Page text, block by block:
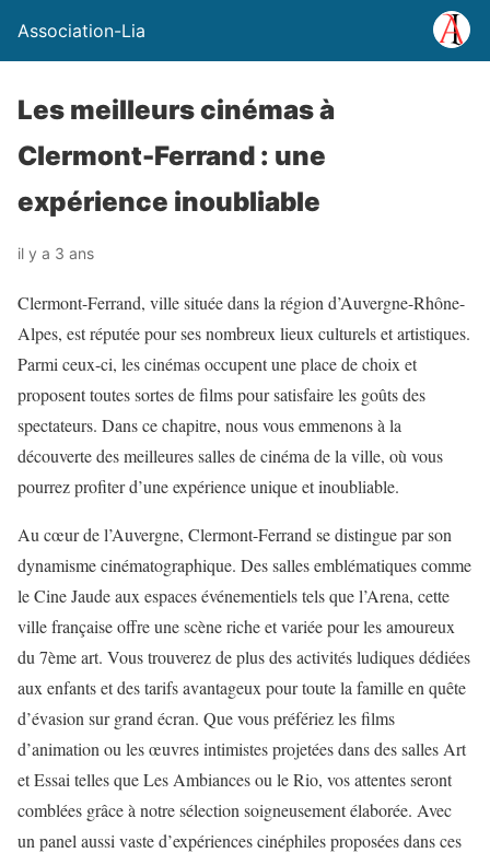
Association-Lia
Les meilleurs cinémas à
Clermont-Ferrand : une
expérience inoubliable
il y a 3 ans
Clermont-Ferrand, ville située dans la région d’Auvergne-Rhône-
Alpes, est réputée pour ses nombreux lieux culturels et artistiques.
Parmi ceux-ci, les cinémas occupent une place de choix et
proposent toutes sortes de films pour satisfaire les goûts des
spectateurs. Dans ce chapitre, nous vous emmenons à la
découverte des meilleures salles de cinéma de la ville, où vous
pourrez profiter d’une expérience unique et inoubliable.
Au cœur de l’Auvergne, Clermont-Ferrand se distingue par son
dynamisme cinématographique. Des salles emblématiques comme
le Cine Jaude aux espaces événementiels tels que l’Arena, cette
ville française offre une scène riche et variée pour les amoureux
du 7ème art. Vous trouverez de plus des activités ludiques dédiées
aux enfants et des tarifs avantageux pour toute la famille en quête
d’évasion sur grand écran. Que vous préfériez les films
d’animation ou les œuvres intimistes projetées dans des salles Art
et Essai telles que Les Ambiances ou le Rio, vos attentes seront
comblées grâce à notre sélection soigneusement élaborée. Avec
un panel aussi vaste d’expériences cinéphiles proposées dans ces